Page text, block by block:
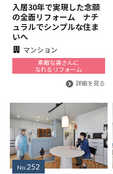
入居30年で実現した念願
の全面リフォーム ナチ
ュラルでシンプルな住ま
いへ
マンション
素敵な奥さんに
なれるリフォーム
詳細を見る
No. 252